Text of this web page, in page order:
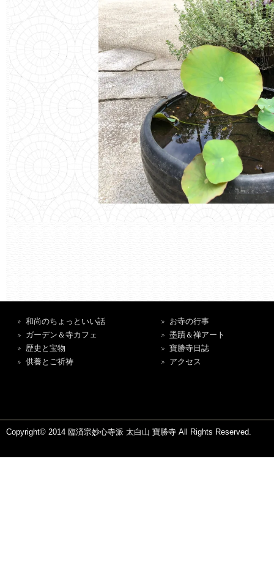
和尚のちょっといい話
ガーデン＆寺カフェ
歴史と宝物
供養とご祈祷
お寺の行事
墨蹟＆禅アート
寶勝寺日誌
アクセス
Copyright© 2014 臨済宗妙心寺派 太白山 寶勝寺 All Rights Reserved.